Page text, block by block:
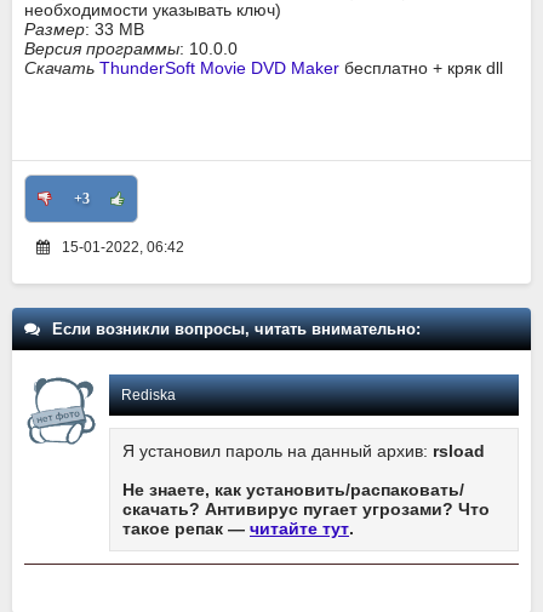
необходимости указывать ключ)
Размер: 33 MB
Версия программы: 10.0.0
Скачать ThunderSoft Movie DVD Maker бесплатно + кряк dll
+3
15-01-2022, 06:42
Если возникли вопросы, читать внимательно:
Rediska
Я установил пароль на данный архив: rsload
Не знаете, как установить/распаковать/
скачать? Антивирус пугает угрозами? Что
такое репак — читайте тут.